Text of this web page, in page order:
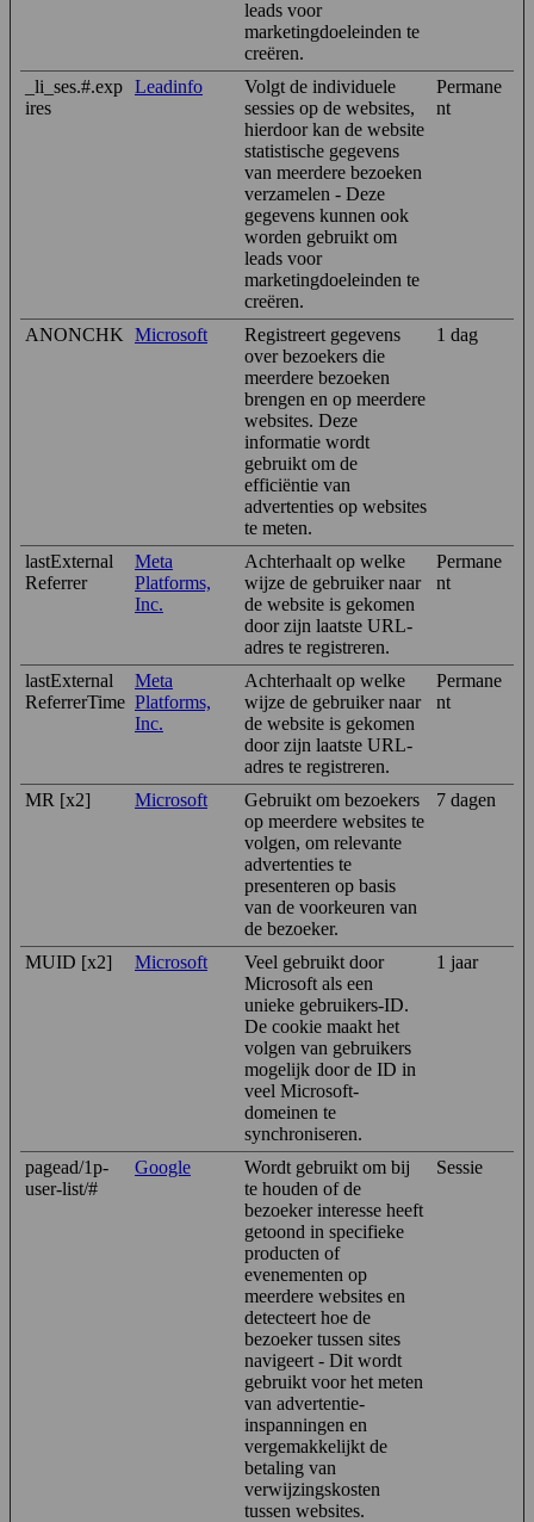
leads voor
marketingdoeleinden te
creëren.
_li_ses.#.exp
ires
Leadinfo
Volgt de individuele
sessies op de websites,
hierdoor kan de website
statistische gegevens
van meerdere bezoeken
verzamelen - Deze
gegevens kunnen ook
worden gebruikt om
leads voor
marketingdoeleinden te
creëren.
Permane
nt
ANONCHK Microsoft
Registreert gegevens
over bezoekers die
meerdere bezoeken
brengen en op meerdere
websites. Deze
informatie wordt
gebruikt om de
efficiëntie van
advertenties op websites
te meten.
1 dag
lastExternal
Referrer
Meta
Platforms,
Inc.
Achterhaalt op welke
wijze de gebruiker naar
de website is gekomen
door zijn laatste URL-
adres te registreren.
Permane
nt
lastExternal
ReferrerTime
Meta
Platforms,
Inc.
Achterhaalt op welke
wijze de gebruiker naar
de website is gekomen
door zijn laatste URL-
adres te registreren.
Permane
nt
MR [x2] Microsoft
Gebruikt om bezoekers
op meerdere websites te
volgen, om relevante
advertenties te
presenteren op basis
van de voorkeuren van
de bezoeker.
7 dagen
MUID [x2] Microsoft
Veel gebruikt door
Microsoft als een
unieke gebruikers-ID.
De cookie maakt het
volgen van gebruikers
mogelijk door de ID in
veel Microsoft-
domeinen te
synchroniseren.
1 jaar
pagead/1p-
user-list/#
Google
Wordt gebruikt om bij
te houden of de
bezoeker interesse heeft
getoond in specifieke
producten of
evenementen op
meerdere websites en
detecteert hoe de
bezoeker tussen sites
navigeert - Dit wordt
gebruikt voor het meten
van advertentie-
inspanningen en
vergemakkelijkt de
betaling van
verwijzingskosten
tussen websites.
Sessie